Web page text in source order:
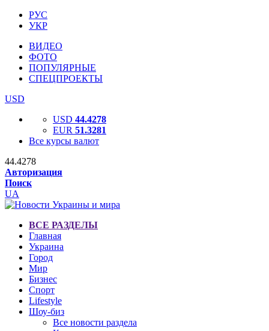
РУС
УКР
ВИДЕО
ФОТО
ПОПУЛЯРНЫЕ
СПЕЦПРОЕКТЫ
USD
USD 44.4278
EUR 51.3281
Все курсы валют
44.4278
Авторизация
Поиск
UA
ВСЕ РАЗДЕЛЫ
Главная
Украина
Город
Мир
Бизнес
Спорт
Lifestyle
Шоу-биз
Все новости раздела